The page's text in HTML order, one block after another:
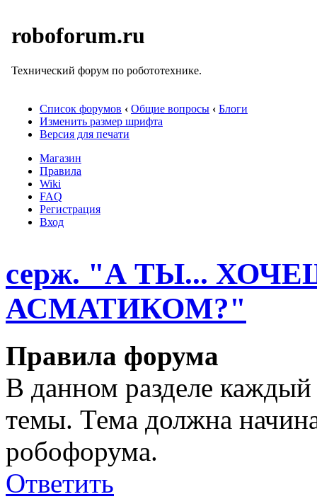
roboforum.ru
Технический форум по робототехнике.
Список форумов ‹ Общие вопросы ‹ Блоги
Изменить размер шрифта
Версия для печати
Магазин
Правила
Wiki
FAQ
Регистрация
Вход
серж. "А ТЫ...
АСМАТИКОМ?"
Правила форума
В данном разделе
темы. Тема должна
робофорума.
Ответить